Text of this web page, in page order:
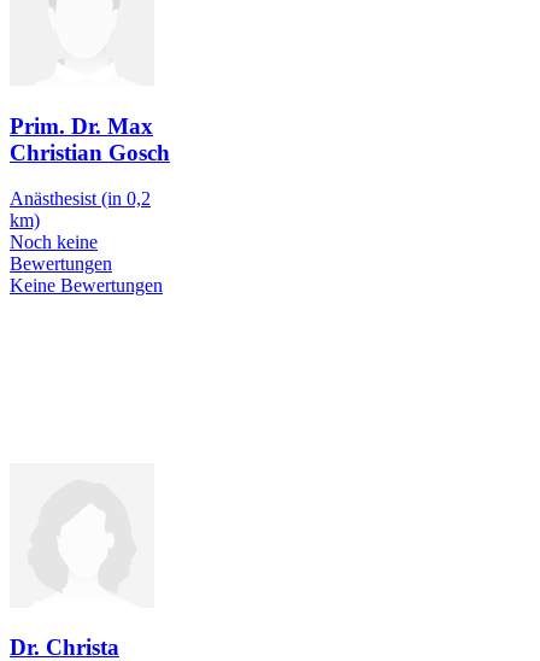
Prim. Dr. Max
Christian Gosch
Anästhesist (in 0,2
km)
Noch keine
Bewertungen
Keine Bewertungen
Dr. Christa